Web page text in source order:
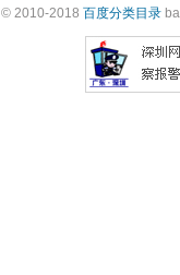
© 2010-2018 百度分类目录